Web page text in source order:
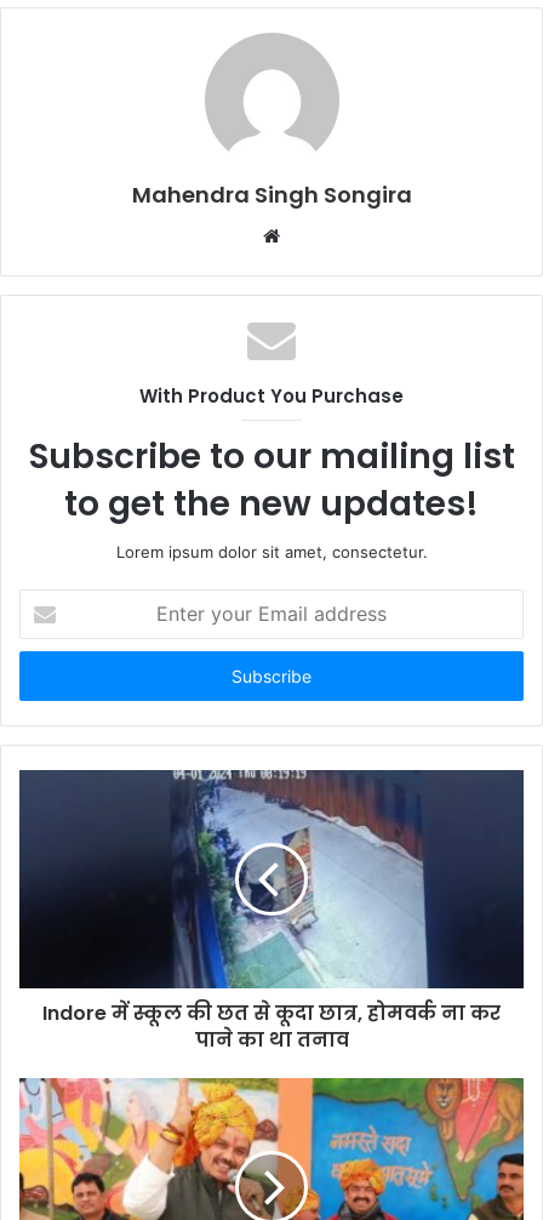
Mahendra Singh Songira
Website
With Product You Purchase
Subscribe to our mailing list
to get the new updates!
Lorem ipsum dolor sit amet, consectetur.
your
Email
Indore में स्कूल की छत से कूदा छात्र, होमवर्क ना कर
पाने का था तनाव